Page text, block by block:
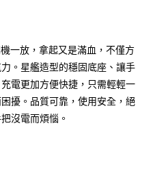
星展（台灣）商業銀行
一放，拿起又是滿血，不僅方
。星艦造型的穩固底座、讓手
電更加方便快捷，只需輕輕一
擾。品質可靠，使用安全，絕
沒電而煩惱。